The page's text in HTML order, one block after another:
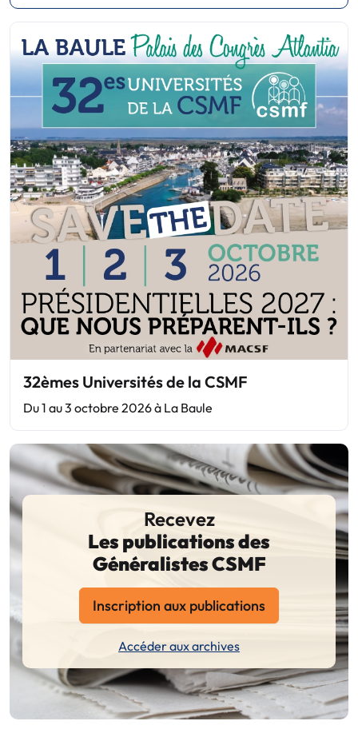
32èmes Universités de la CSMF
Du 1 au 3 octobre 2026 à La Baule
Recevez
Les publications des
Généralistes CSMF
Inscription aux publications
Accéder aux archives